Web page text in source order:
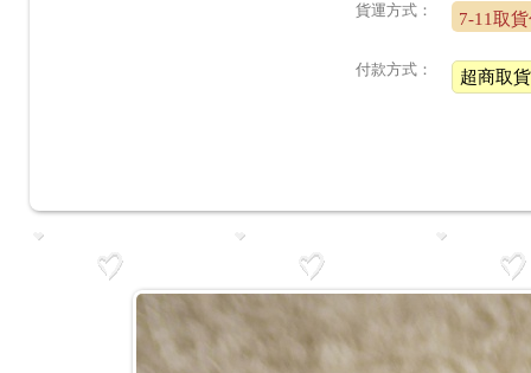
貨運方式： 7-11取
付款方式： 超商取貨